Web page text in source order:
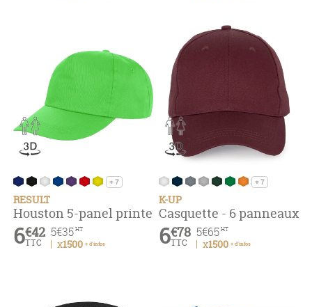
+ 7
RESULT
Houston 5-panel printers cap
5€35 HT
x1500 + d'infos
6€42
TTC
+ 7
K-UP
Casquette - 6 panneaux
5€65 HT
x1500 + d'infos
6€78
TTC